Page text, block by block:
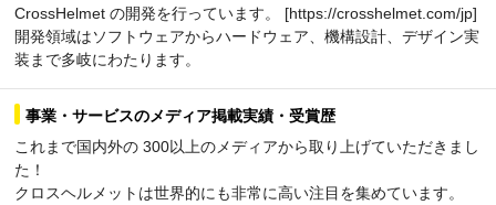
CrossHelmet の開発を行っています。 [https://crosshelmet.com/jp]
開発領域はソフトウェアからハードウェア、機構設計、デザイン実
装まで多岐にわたります。
事業・サービスのメディア掲載実績・受賞歴
これまで国内外の 300以上のメディアから取り上げていただきまし
た！
クロスヘルメットは世界的にも非常に高い注目を集めています。